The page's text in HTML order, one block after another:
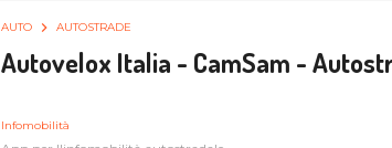
AUTO AUTOSTRADE
Autovelox Italia - CamSam -
Infomobilità